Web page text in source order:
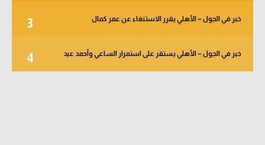
3 خبر في الجول – الأهلي يقرر الاستنغاء عن عمر كمال
4 خبر في الجول – الأهلي يستقر على استمرار الساعي وأحمد عيد